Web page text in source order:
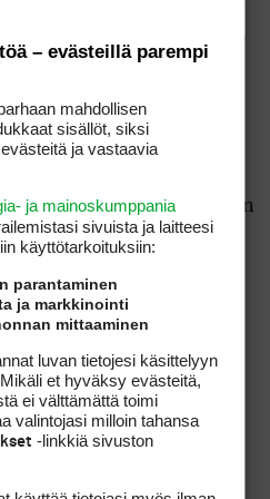
yksi
kolmonen on jäänyt
voittoja. Hän on hyvä
yhtään lyöntiä ilmaiseksi.
kokemusta
on pelannut sen useaan
Loch Lomondin
varmasti paljon
ei pitäisi olla, kolmas
onko ”big easy” valmis
Majorin.
Openissa
– evästeillä parempi
mahdollisen
sisällöt, siksi
ja vastaavia
ja mainoskumppania
sivuista ja laitteesi
käyttötarkoituksiin:
parantaminen
ja markkinointi
mittaaminen
luvan tietojesi käsittelyyn
et hyväksy evästeitä,
ei välttämättä toimi
valintojasi milloin tahansa
-linkkiä sivuston